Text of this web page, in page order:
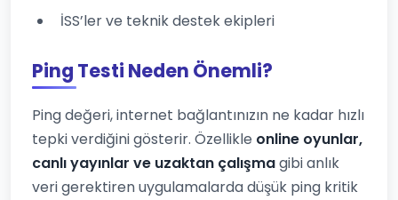
İSS’ler ve teknik destek ekipleri
Ping Testi Neden Önemli?
Ping değeri, internet bağlantınızın ne kadar hızlı
tepki verdiğini gösterir. Özellikle online oyunlar,
canlı yayınlar ve uzaktan çalışmagibi anlık
veri gerektiren uygulamalarda düşük ping kritik